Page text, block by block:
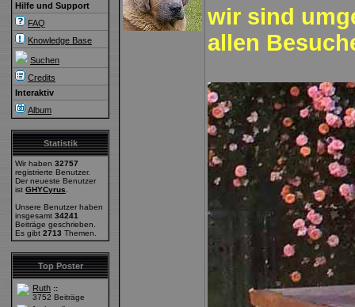
Hilfe und Support
FAQ
Knowledge Base
Suchen
Credits
Interaktiv
Album
Statistik
Wir haben 32757
registrierte Benutzer.
Der neueste Benutzer
ist GHYCyrus
Unsere Benutzer haben
insgesamt 34241
Beiträge geschrieben.
Es gibt 2713 Themen.
Top Poster
Ruth ::
3752 Beiträge
wir sind
allen